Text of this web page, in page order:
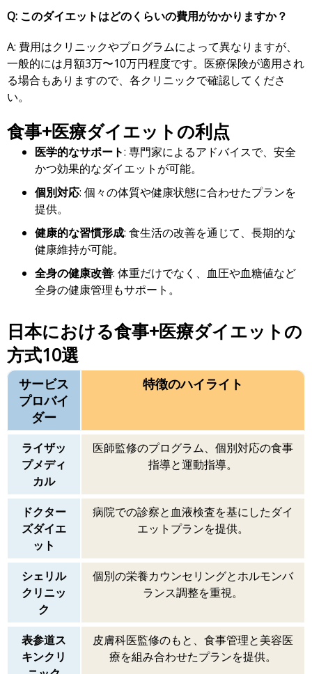
Q: このダイエットはどのくらいの費用がかかりますか？
A: 費用はクリニックやプログラムによって異なりますが、
一般的には月額3万〜10万円程度です。医療保険が適用され
る場合もありますので、各クリニックで確認してくださ
い。
食事+医療ダイエットの利点
医学的なサポート: 専門家によるアドバイスで、安全
かつ効果的なダイエットが可能。
個別対応: 個々の体質や健康状態に合わせたプランを
提供。
健康的な習慣形成: 食生活の改善を通じて、長期的な
健康維持が可能。
全身の健康改善: 体重だけでなく、血圧や血糖値など
全身の健康管理もサポート。
日本における食事+医療ダイエットの
方式10選
サービス
プロバイ
ダー
特徴のハイライト
ライザッ
プメディ
カル
医師監修のプログラム、個別対応の食事
指導と運動指導。
ドクター
ズダイエ
ット
病院での診察と血液検査を基にしたダイ
エットプランを提供。
シェリル
クリニッ
ク
個別の栄養カウンセリングとホルモンバ
ランス調整を重視。
表参道ス
キンクリ
皮膚科医監修のもと、食事管理と美容医
療を組み合わせたプランを提供。